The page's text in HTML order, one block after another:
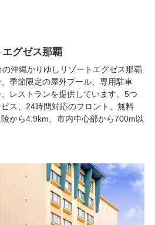
グゼス那覇
沖縄かりゆしリゾートエグゼス那覇
季節限定の屋外プール、専用駐車
レストランを提供しています。5つ
ス、24時間対応のフロント、無料
から4.9km、市内中心部から700m以